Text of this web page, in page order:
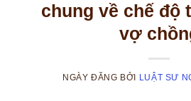
chung về chế độ
vợ
NGÀY ĐĂNG BỞI LUẬT SƯ